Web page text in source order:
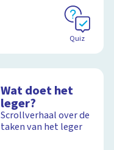
Quiz
Wat doet het
leger?
Scrollverhaal over de
taken van het leger